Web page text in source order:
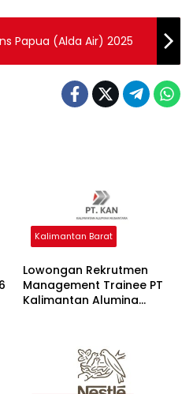
Papua (Alda Air) 2025
Kalimantan Barat
Lowongan Rekrutmen
Management Trainee PT
Kalimantan Alumina